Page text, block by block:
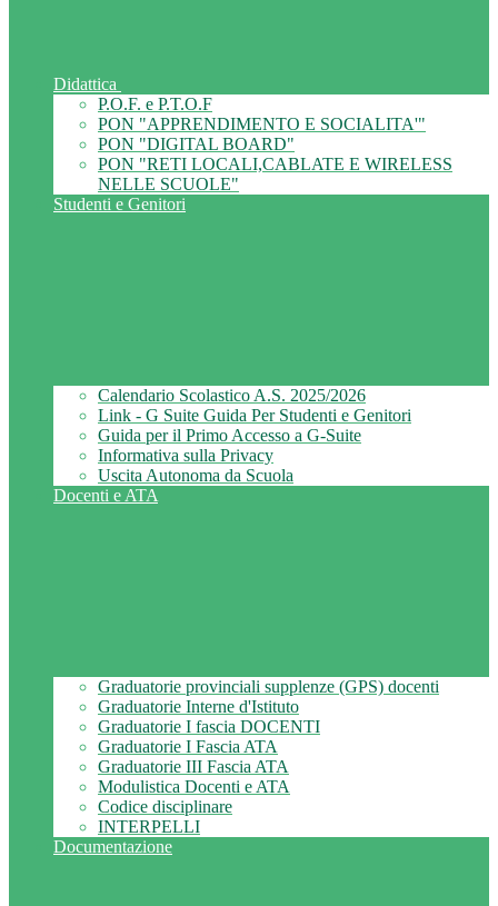
Didattica
P.O.F. e P.T.O.F
PON "APPRENDIMENTO E SOCIALITA'"
PON "DIGITAL BOARD"
PON "RETI LOCALI,CABLATE E WIRELESS
NELLE SCUOLE"
Studenti e Genitori
Calendario Scolastico A.S. 2025/2026
Link - G Suite Guida Per Studenti e Genitori
Guida per il Primo Accesso a G-Suite
Informativa sulla Privacy
Uscita Autonoma da Scuola
Docenti e ATA
Graduatorie provinciali supplenze (GPS) docenti
Graduatorie Interne d'Istituto
Graduatorie I fascia DOCENTI
Graduatorie I Fascia ATA
Graduatorie III Fascia ATA
Modulistica Docenti e ATA
Codice disciplinare
INTERPELLI
Documentazione